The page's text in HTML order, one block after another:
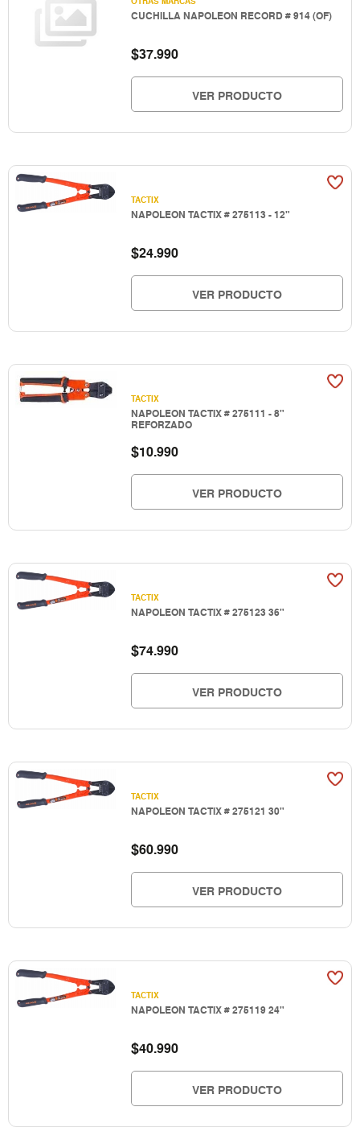
CUCHILLA NAPOLEON RECORD # 914 (OF)
$37.990
VER PRODUCTO
TACTIX
NAPOLEON TACTIX # 275113 - 12"
$24.990
VER PRODUCTO
TACTIX
NAPOLEON TACTIX # 275111 - 8"
REFORZADO
$10.990
VER PRODUCTO
TACTIX
NAPOLEON TACTIX # 275123 36"
$74.990
VER PRODUCTO
TACTIX
NAPOLEON TACTIX # 275121 30"
$60.990
VER PRODUCTO
TACTIX
NAPOLEON TACTIX # 275119 24"
$40.990
VER PRODUCTO